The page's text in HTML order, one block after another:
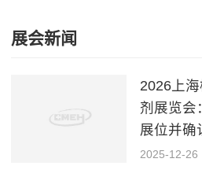
展会新闻
2026上
剂展览会
展位并确
2025-12-26